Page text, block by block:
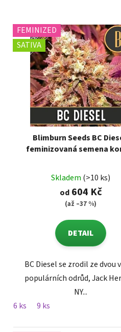
FEMINIZED
SATIVA
Blimburn Seeds BC
feminizovaná semena
Skladem (>10 ks)
od604 Kč
(až –37 %)
DETAIL
BC Diesel se zrodil ze dvou
populárních odrůd, Jack
NY...
6 ks
9 ks